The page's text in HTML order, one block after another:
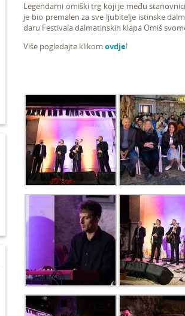
Legendarni omiški trg koji je među
je bio premalen za sve ljubitelje istinske
daru Festivala dalmatinskih klapa Omiš
Više pogledajte klikom ovdje!